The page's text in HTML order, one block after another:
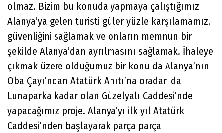
olmaz. Bizim bu konuda yapmaya çalıştığımız
Alanya’ya gelen turisti güler yüzle karşılamamız,
güvenliğini sağlamak ve onların memnun bir
şekilde Alanya’dan ayrılmasını sağlamak. İhaleye
çıkmak üzere olduğumuz bir konu da Alanya’nın
Oba Çayı’ndan Atatürk Anıtı’na oradan da
Lunaparka kadar olan Güzelyalı Caddesi’nde
yapacağımız proje. Alanya’yı ilk yıl Atatürk
Caddesi’nden başlayarak parça parça